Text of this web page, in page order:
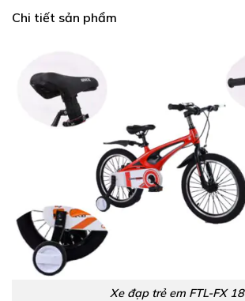
Chi tiết sản phẩm
Xe đạp trẻ em FTL-FX 18